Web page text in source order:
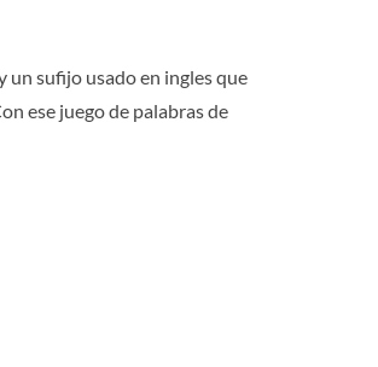
un sufijo usado en ingles que
ese juego de palabras de